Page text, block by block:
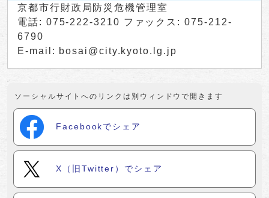
京都市行財政局防災危機管理室
電話: 075-222-3210 ファックス: 075-212-
6790
E-mail: bosai@city.kyoto.lg.jp
ソーシャルサイトへのリンクは別ウィンドウで開きます
Facebookでシェア
X（旧Twitter）でシェア